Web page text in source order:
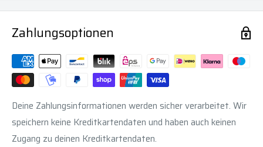
Zahlungsoptionen
Deine Zahlungsinformationen werden sicher verarbeitet. Wir
speichern keine Kreditkartendaten und haben auch keinen
Zugang zu deinen Kreditkartendaten.